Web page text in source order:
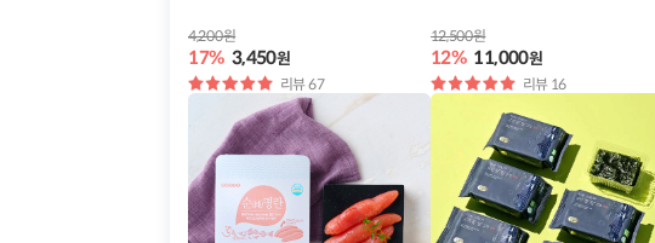
17% 3,450원
4,200원
별
점
리뷰 67
12% 11,000원
12,500원
별
점
리뷰 16